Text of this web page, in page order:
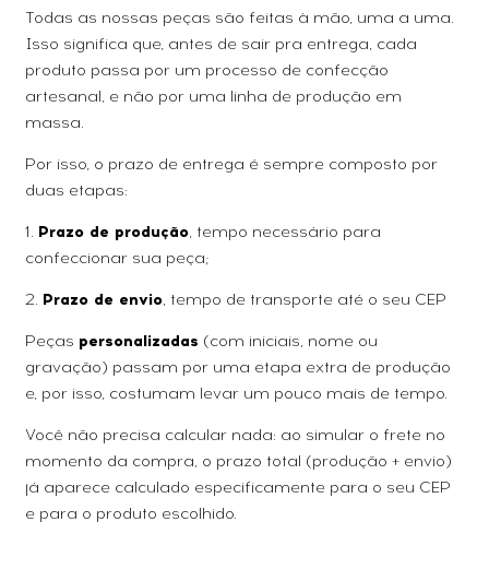
Todas as nossas peças são feitas à mão, uma a uma.
Isso significa que, antes de sair pra entrega, cada
produto passa por um processo de confecção
artesanal, e não por uma linha de produção em
massa.
Por isso, o prazo de entrega é sempre composto por
duas etapas:
1. Prazo de produção, tempo necessário para
confeccionar sua peça;
2. Prazo de envio, tempo de transporte até o seu CEP
Peças personalizadas (com iniciais, nome ou
gravação) passam por uma etapa extra de produção
e, por isso, costumam levar um pouco mais de tempo.
Você não precisa calcular nada: ao simular o frete no
momento da compra, o prazo total (produção + envio)
já aparece calculado especificamente para o seu CEP
e para o produto escolhido.